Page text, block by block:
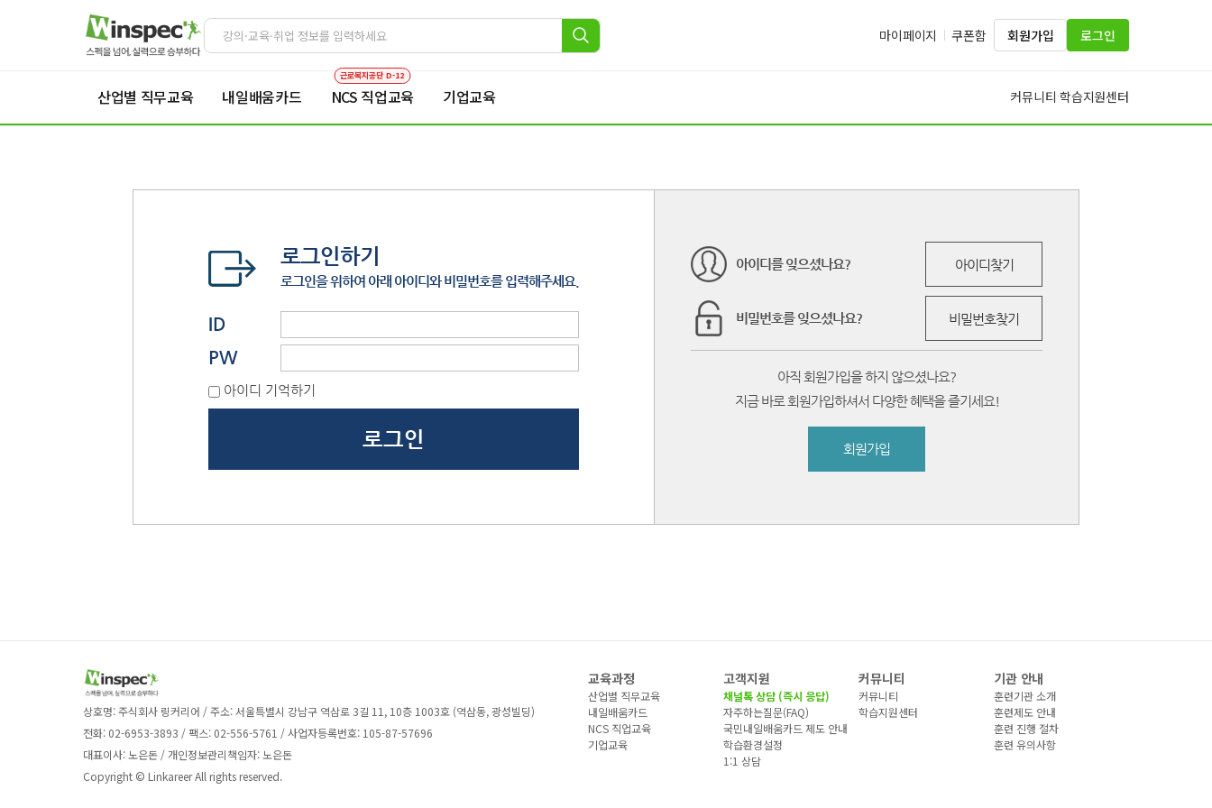
마이페이지 쿠폰함 회원가입 로그인
산업별 직무교육 내일배움카드
근로복지공단 D-12
NCS 직업교육 기업교육 커뮤니티 ·학습지원센터
로그인하기
로그인을 위하여 아래 아이디와 비밀번호를 입력해주세요.
ID
PW
아이디 기억하기
아이디를 잊으셨나요? 아이디찾기
비밀번호를 잊으셨나요? 비밀번호찾기
아직 회원가입을 하지 않으셨나요?
지금 바로 회원가입하셔서 다양한 혜택을 즐기세요!
회원가입
상호명: 주식회사 링커리어 / 주소: 서울특별시 강남구 역삼로 3길 11, 10층 1003호 (역삼동, 광성빌딩)
전화: 02-6953-3893 / 팩스: 02-556-5761 / 사업자등록번호: 105-87-57696
대표이사: 노은돈 / 개인정보관리책임자: 노은돈
Copyright © Linkareer All rights reserved.
교육과정
산업별 직무교육
내일배움카드
NCS 직업교육
기업교육
고객지원
채널톡 상담 (즉시 응답)
자주하는질문(FAQ)
국민내일배움카드 제도 안내
학습환경설정
1:1 상담
커뮤니티
커뮤니티
학습지원센터
기관 안내
훈련기관 소개
훈련제도 안내
훈련 진행 절차
훈련 유의사항